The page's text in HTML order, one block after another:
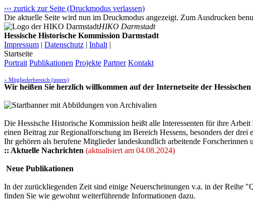
‹‹‹ zurück zur Seite (Druckmodus verlassen)
Die aktuelle Seite wird nun im Druckmodus angezeigt. Zum Ausdrucken
HIKO Darmstadt
Hessische Historische Kommission Darmstadt
Impressum | Datenschutz | Inhalt |
Startseite
Portrait Publikationen Projekte Partner Kontakt
» Mitgliederbereich (intern)
Wir heißen Sie herzlich willkommen auf der Internetseite der
Die Hessische Historische Kommission heißt alle Interessenten für ihre
einen Beitrag zur Regionalforschung im Bereich Hessens, besonders der drei
Ihr gehören als berufene Mitglieder landeskundlich arbeitende Forscherinnen
:: Aktuelle Nachrichten (aktualisiert am 04.08.2024)
Neue Publikationen
In der zurückliegenden Zeit sind einige Neuerscheinungen v.a. in der Reihe
finden Sie wie gewohnt weiterführende Informationen dazu.